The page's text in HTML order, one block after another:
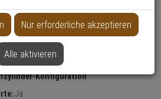
MITTEL
Konfiguration
Ja
Nur erforderliche akzeptieren
Alle aktivieren